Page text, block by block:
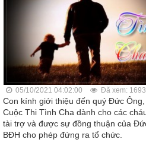
05/10/2021 04:02:00 Đã xem: 1693
Con kính giới thiệu đến quý Đức
Cuộc Thi Tình Cha dành cho các
tài trợ và được sự đồng thuận của
BĐH cho phép đứng ra tổ chức.